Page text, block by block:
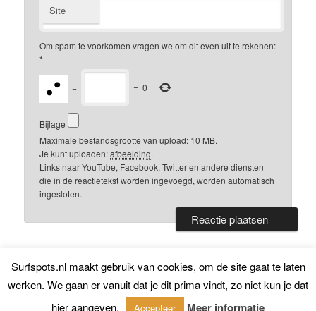
Site
Om spam te voorkomen vragen we om dit even uit te rekenen:
*
− = 0
Bijlage
Maximale bestandsgrootte van upload: 10 MB.
Je kunt uploaden:afbeelding.
Links naar YouTube, Facebook, Twitter en andere diensten
die in de reactietekst worden ingevoegd, worden automatisch
ingesloten.
Surfspots.nl 2020
Surfspots.nl maakt gebruik van cookies, om de site gaat te laten
werken. We gaan er vanuit dat je dit prima vindt, zo niet kun je dat
hier aangeven.
Accepteer Meer informatie